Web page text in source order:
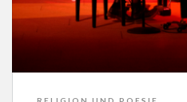
RELIGION UND POESIE